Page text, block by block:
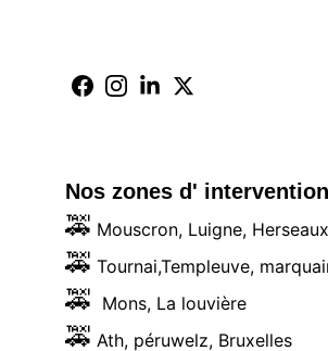
Nos zones d'
🚕 Mouscron, Luigne,
🚕 Tournai,Templeuve,
🚕
  Mons, La louvière
🚕 Ath, péruwelz, Bruxelles